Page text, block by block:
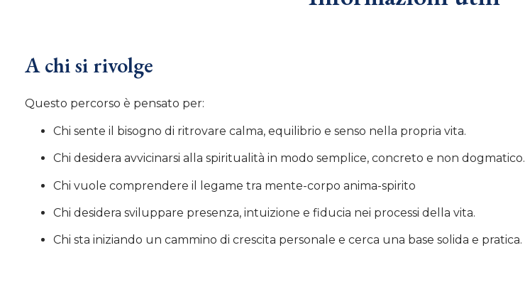
A chi si rivolge
Questo percorso è pensato per:
Chi sente il bisogno di ritrovare calma, equilibrio e senso nella propria vita.
Chi desidera avvicinarsi alla spiritualità in modo semplice, concreto e non dogmatico.
Chi vuole comprendere il legame tra mente-corpo anima-spirito
Chi desidera sviluppare presenza, intuizione e fiducia nei processi della vita.
Chi sta iniziando un cammino di crescita personale e cerca una base solida e pratica.